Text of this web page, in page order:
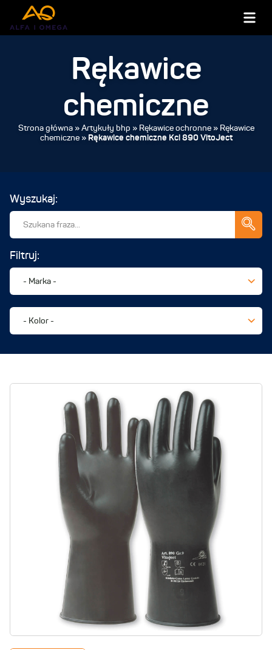
Rękawice
chemiczne
Strona główna»Artykuły bhp » Rękawice ochronne» Rękawice
chemiczne» Rękawice chemiczne Kcl 890 VitoJect
Wyszukaj:
Filtruj: